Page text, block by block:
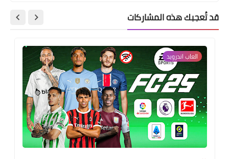
قد تُعجبك هذه المشاركات
العاب اندرويد